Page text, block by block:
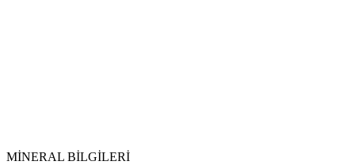
MİNERAL BİLGİLERİ